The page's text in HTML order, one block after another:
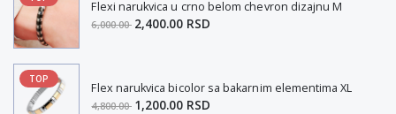
Flexi narukvica u crno belom chevron dizajnu M
6,000.00 2,400.00 RSD
TOP
Flex narukvica bicolor sa bakarnim elementima XL
4,800.00 1,200.00 RSD